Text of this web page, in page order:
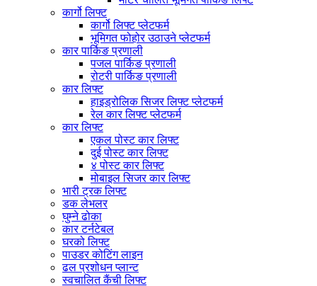
कार्गो लिफ्ट
कार्गो लिफ्ट प्लेटफर्म
भूमिगत फोहोर उठाउने प्लेटफर्म
कार पार्किङ प्रणाली
पजल पार्किङ प्रणाली
रोटरी पार्किङ प्रणाली
कार लिफ्ट
हाइड्रोलिक सिजर लिफ्ट प्लेटफर्म
रेल कार लिफ्ट प्लेटफर्म
कार लिफ्ट
एकल पोस्ट कार लिफ्ट
दुई पोस्ट कार लिफ्ट
४ पोस्ट कार लिफ्ट
मोबाइल सिजर कार लिफ्ट
भारी ट्रक लिफ्ट
डक लेभलर
घुम्ने ढोका
कार टर्नटेबल
घरको लिफ्ट
पाउडर कोटिंग लाइन
ढल प्रशोधन प्लान्ट
स्वचालित कैंची लिफ्ट